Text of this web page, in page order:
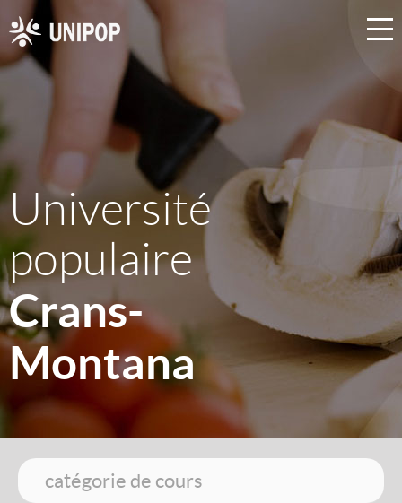
Université
populaire
Crans-
Montana